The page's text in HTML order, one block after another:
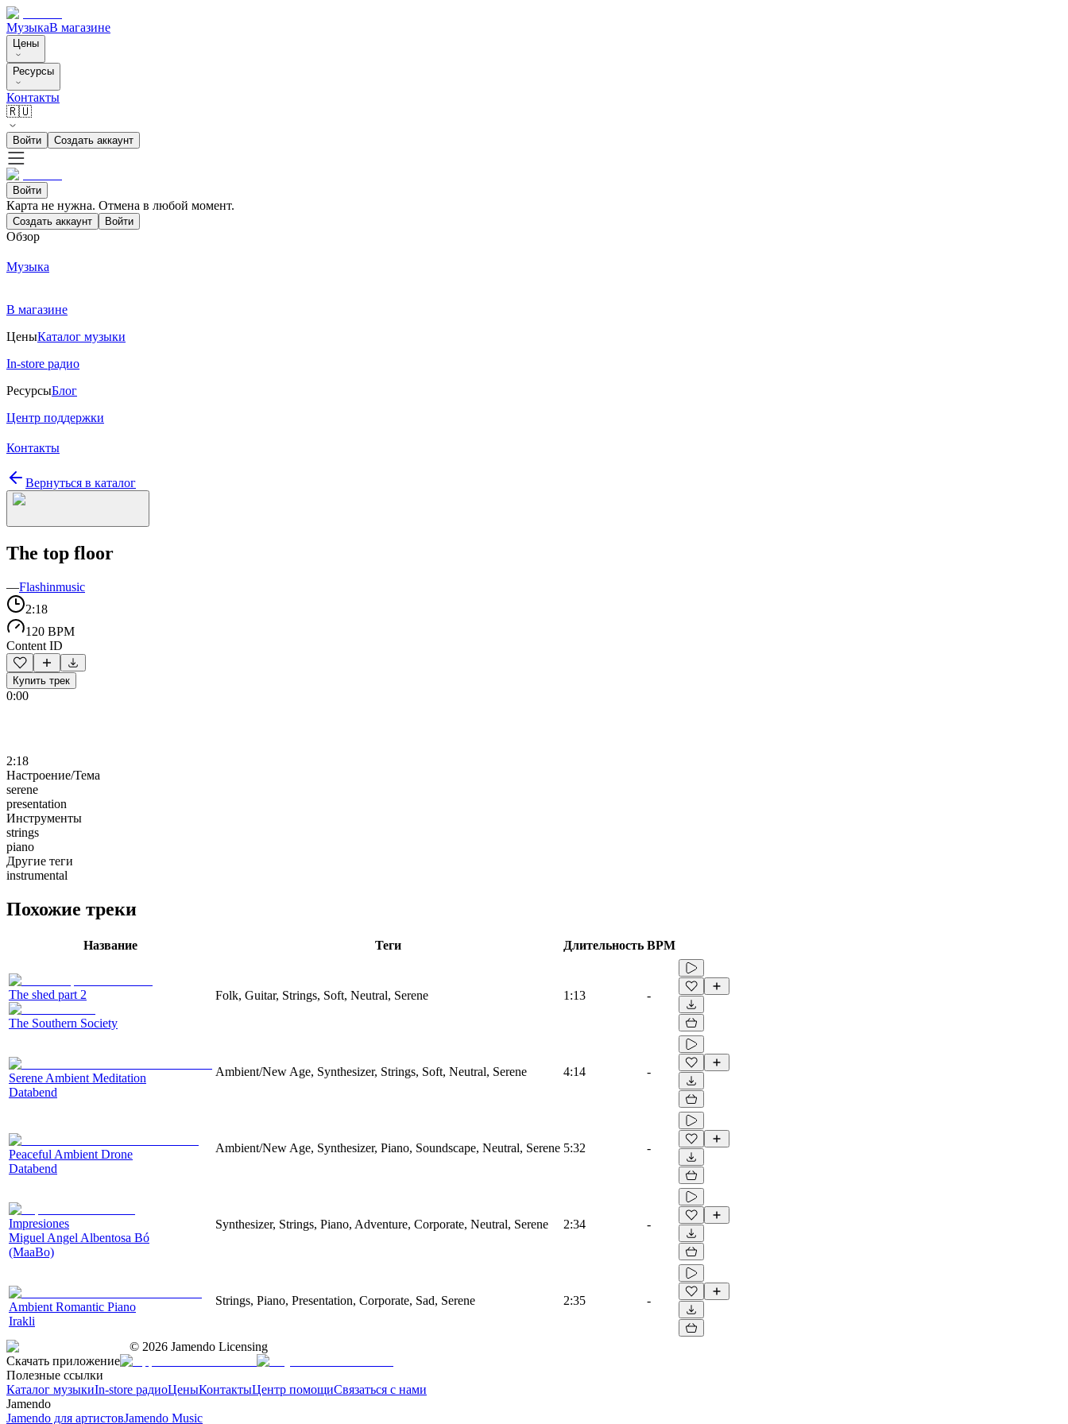
МузыкаВ магазине
Цены
Ресурсы
Контакты
🇷🇺
Войти Создать аккаунт
Войти
Карта не нужна. Отмена в любой момент.
Создать аккаунт Войти
Обзор
Музыка
В магазине
ЦеныКаталог музыки
In-store радио
РесурсыБлог
Центр поддержки
Контакты
Вернуться в каталог
The top floor
—Flashinmusic
2:18
120 BPM
Content ID
Купить трек
0:00
2:18
Настроение/Тема
serene
presentation
Инструменты
strings
piano
Другие теги
instrumental
Похожие треки
Название Теги Длительность BPM
The shed part 2
The Southern Society
Folk, Guitar, Strings, Soft, Neutral, Serene 1:13 -
Serene Ambient Meditation
Databend
Ambient/New Age, Synthesizer, Strings, Soft, Neutral, Serene 4:14 -
Peaceful Ambient Drone
Databend
Ambient/New Age, Synthesizer, Piano, Soundscape, Neutral, Serene 5:32 -
Impresiones
Miguel Angel Albentosa Bó
(MaaBo)
Synthesizer, Strings, Piano, Adventure, Corporate, Neutral, Serene 2:34 -
Ambient Romantic Piano
Irakli
Strings, Piano, Presentation, Corporate, Sad, Serene 2:35 -
© 2026 Jamendo Licensing
Скачать приложение
Полезные ссылки
Каталог музыкиIn-store радиоЦеныКонтактыЦентр помощиСвязаться с нами
Jamendo
Jamendo для артистовJamendo Music